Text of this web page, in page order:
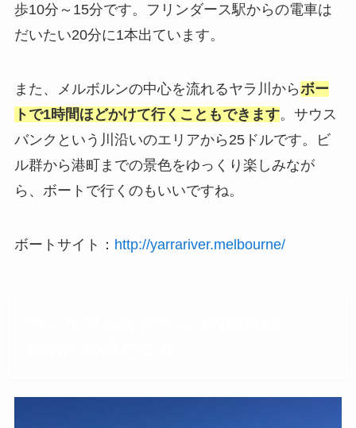
歩10分～15分です。フリンダース駅からの電車は
だいたい20分に1本出ています。
また、メルボルンの中心を流れるヤラ川からボー
トで1時間ほどかけて行くこともできます。サウス
バンクという川沿いのエリアから25ドルです。ビ
ル群から港町までの景色をゆっくり楽しみなが
ら、ボートで行くのもいいですね。
ボートサイト： http://yarrariver.melbourne/